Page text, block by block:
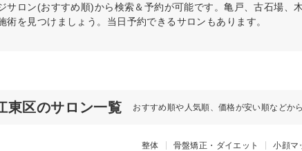
サロン(おすすめ順)から検索＆予約が可能です。亀戸、古石場、
術を見つけましょう。当日予約できるサロンもあります。
東区のサロン一覧 おすすめ順や人気順、価格が安い順などか
整体 骨盤矯正・ダイエット 小顔マ